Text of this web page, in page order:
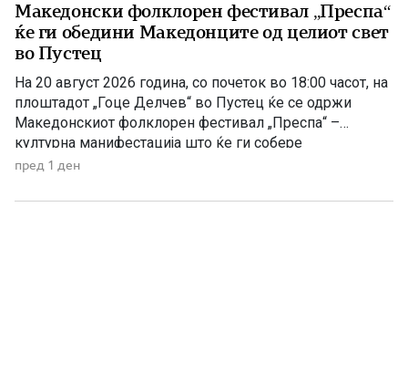
Македонски фолклорен фестивал „Преспа“
ќе ги обедини Македонците од целиот свет
во Пустец
На 20 август 2026 година, со почеток во 18:00 часот, на
плоштадот „Гоце Делчев“ во Пустец ќе се одржи
Македонскиот фолклорен фестивал „Преспа“ –
културна манифестација што ќе ги собере
Македонците од Македонија, Албанија и дијаспората во
Фестивалот ќе биде можност за промоција на богатото
пред 1 ден